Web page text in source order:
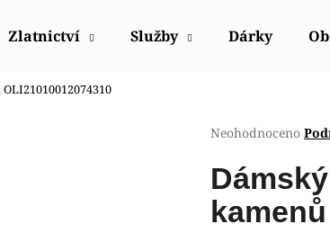
Zlatnictví Služby Dárky
Průměrné
produktu
je
0,0
Neohodnoceno
Co potřebujete najít?
HLEDAT